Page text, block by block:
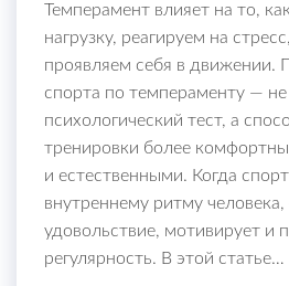
Темперамент влияет на то,
нагрузку, реагируем на
проявляем себя в движении.
спорта по темпераменту —
психологический тест, а
тренировки более
и естественными. Когда
внутреннему ритму
удовольствие, мотивирует и
регулярность. В этой статье…